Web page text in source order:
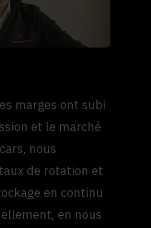
marges ont subi
et le marché
nous
de rotation et
en continu
en nous